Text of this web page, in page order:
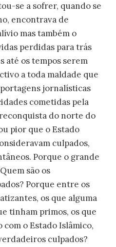
se a sofrer, quando se
encontrava de
mas também o
perdidas para trás
até os tempos serem
a toda maldade que
jornalísticas
cometidas pela
do norte do
pior que o Estado
culpados,
Porque o grande
são os
Porque entre os
os que alguma
tinham primos, os que
o Estado Islâmico,
culpados?